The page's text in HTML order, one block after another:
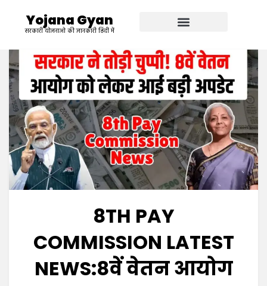
Yojana Gyan
सरकारी योजनाओ की जानकारी हिंदी में
8TH PAY
COMMISSION LATEST
NEWS:8वें वेतन आयोग